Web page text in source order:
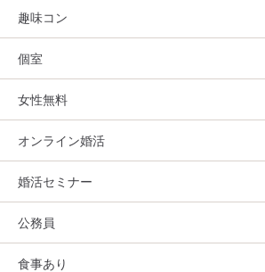
趣味コン
個室
女性無料
オンライン婚活
婚活セミナー
公務員
食事あり